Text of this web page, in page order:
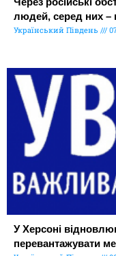
людей, серед них –
Український Південь
У Херсоні
перевантажувати